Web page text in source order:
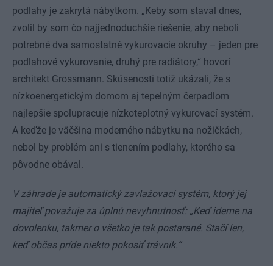
podlahy je zakrytá nábytkom. „Keby som staval dnes,
zvolil by som čo najjednoduchšie riešenie, aby neboli
potrebné dva samostatné vykurovacie okruhy – jeden pre
podlahové vykurovanie, druhý pre radiátory,“ hovorí
architekt Grossmann. Skúsenosti totiž ukázali, že s
nízkoenergetickým domom aj tepelným čerpadlom
najlepšie spolupracuje nízkoteplotný vykurovací systém.
A keďže je väčšina moderného nábytku na nožičkách,
nebol by problém ani s tienením podlahy, ktorého sa
pôvodne obával.
V záhrade je automatický zavlažovací systém, ktorý jej
majiteľ považuje za úplnú nevyhnutnosť: „Keď ideme na
dovolenku, takmer o všetko je tak postarané. Stačí len,
keď občas príde niekto pokosiť trávnik.“